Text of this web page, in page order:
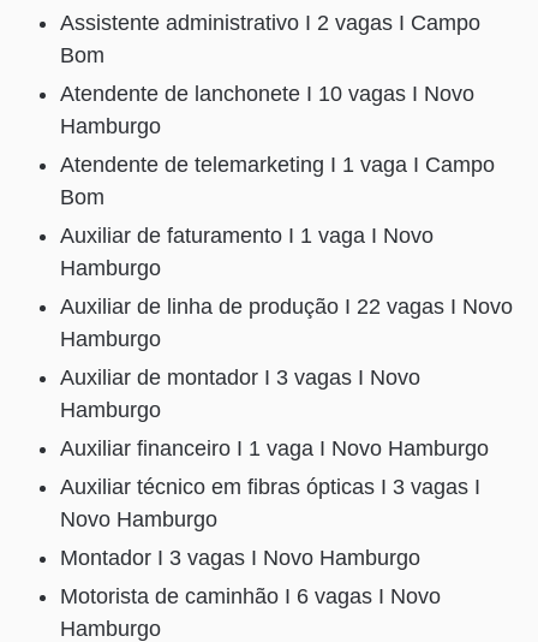
Assistente administrativo I 2 vagas I Campo
Bom
Atendente de lanchonete I 10 vagas I Novo
Hamburgo
Atendente de telemarketing I 1 vaga I Campo
Bom
Auxiliar de faturamento I 1 vaga I Novo
Hamburgo
Auxiliar de linha de produção I 22 vagas I Novo
Hamburgo
Auxiliar de montador I 3 vagas I Novo
Hamburgo
Auxiliar financeiro I 1 vaga I Novo Hamburgo
Auxiliar técnico em fibras ópticas I 3 vagas I
Novo Hamburgo
Montador I 3 vagas I Novo Hamburgo
Motorista de caminhão I 6 vagas I Novo
Hamburgo